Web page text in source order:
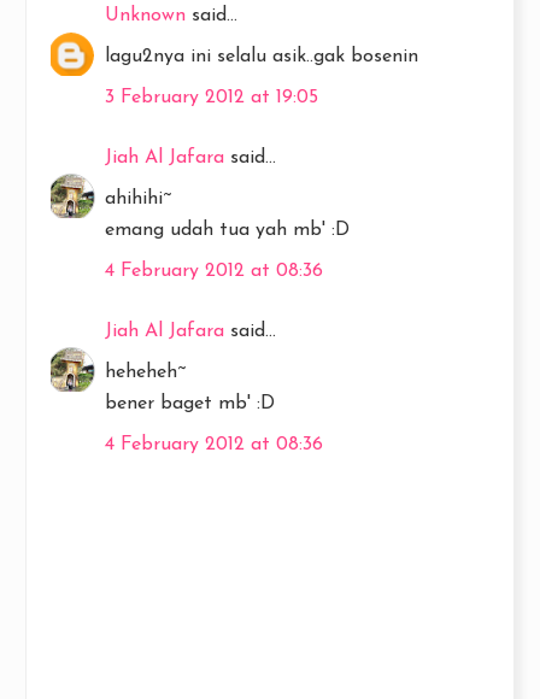
Unknown said...
lagu2nya ini selalu asik..gak bosenin
3 February 2012 at 19:05
Jiah Al Jafara said...
ahihihi~
emang udah tua yah mb' :D
4 February 2012 at 08:36
Jiah Al Jafara said...
heheheh~
bener baget mb' :D
4 February 2012 at 08:36